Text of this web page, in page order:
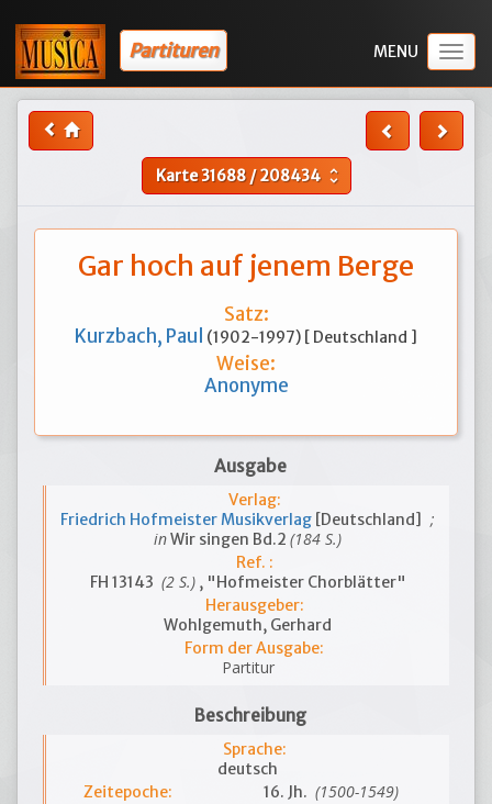
Partituren
Karte31688/208434 unfold_more
Gar hoch auf jenem Berge
Satz:
Kurzbach, Paul (1902-1997) [ Deutschland ]
Weise:
Anonyme
Ausgabe
Verlag:
Friedrich Hofmeister Musikverlag [Deutschland] ;
inWir singen Bd.2 (184 S.)
Ref. :
FH 13143 (2 S.), "Hofmeister Chorblätter"
Herausgeber:
Wohlgemuth, Gerhard
Form der Ausgabe:
Partitur
Beschreibung
Sprache:
deutsch
Zeitepoche:
16. Jh. (1500-1549)